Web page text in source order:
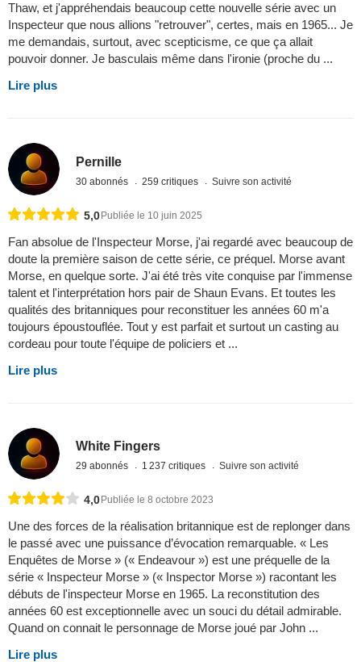
Thaw, et j'appréhendais beaucoup cette nouvelle série avec un
Inspecteur que nous allions "retrouver", certes, mais en 1965... Je
me demandais, surtout, avec scepticisme, ce que ça allait
pouvoir donner. Je basculais même dans l'ironie (proche du ...
Lire plus
Pernille
30 abonnés 259 critiques Suivre son activité
5,0Publiée le 10 juin 2025
Fan absolue de l'Inspecteur Morse, j'ai regardé avec beaucoup de
doute la première saison de cette série, ce préquel. Morse avant
Morse, en quelque sorte. J'ai été très vite conquise par l'immense
talent et l'interprétation hors pair de Shaun Evans. Et toutes les
qualités des britanniques pour reconstituer les années 60 m'a
toujours époustouflée. Tout y est parfait et surtout un casting au
cordeau pour toute l'équipe de policiers et ...
Lire plus
White Fingers
29 abonnés 1 237 critiques Suivre son activité
4,0Publiée le 8 octobre 2023
Une des forces de la réalisation britannique est de replonger dans
le passé avec une puissance d’évocation remarquable. « Les
Enquêtes de Morse » (« Endeavour ») est une préquelle de la
série « Inspecteur Morse » (« Inspector Morse ») racontant les
débuts de l'inspecteur Morse en 1965. La reconstitution des
années 60 est exceptionnelle avec un souci du détail admirable.
Quand on connait le personnage de Morse joué par John ...
Lire plus